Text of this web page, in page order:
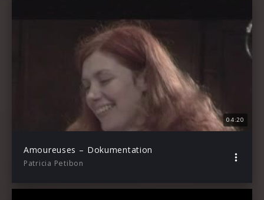
04:20
Amoureuses – Dokumentation
Patricia Petibon